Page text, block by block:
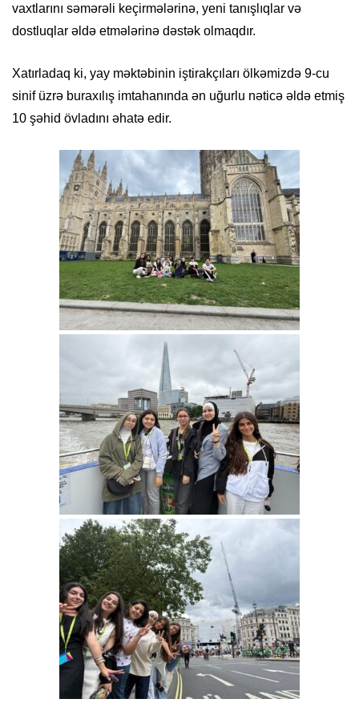
vaxtlarını səmərəli keçirmələrinə, yeni tanışlıqlar və
dostluqlar əldə etmələrinə dəstək olmaqdır.
Xatırladaq ki, yay məktəbinin iştirakçıları ölkəmizdə 9-cu
sinif üzrə buraxılış imtahanında ən uğurlu nəticə əldə etmiş
10 şəhid övladını əhatə edir.